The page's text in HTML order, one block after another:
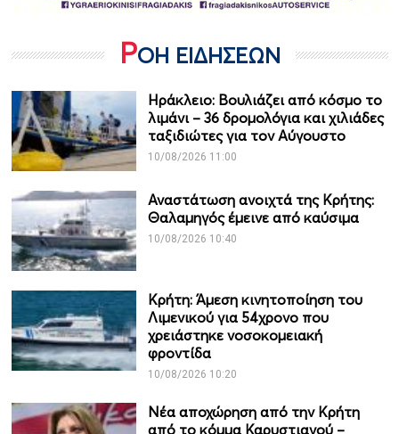
ΡΟΗ ΕΙΔΗΣΕΩΝ
Ηράκλειο: Βουλιάζει από κόσμο το
λιμάνι – 36 δρομολόγια και χιλιάδες
ταξιδιώτες για τον Αύγουστο
10/08/2026 11:00
Αναστάτωση ανοιχτά της Κρήτης:
Θαλαμηγός έμεινε από καύσιμα
10/08/2026 10:40
Κρήτη: Άμεση κινητοποίηση του
Λιμενικού για 54χρονο που
χρειάστηκε νοσοκομειακή
φροντίδα
10/08/2026 10:20
Νέα αποχώρηση από την Κρήτη
από το κόμμα Καρυστιανού –